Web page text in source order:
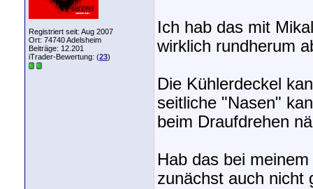
Registriert seit: Aug 2007
Ort: 74740 Adelsheim
Beiträge: 12.201
iTrader-Bewertung: (23)
Ich hab das mit
wirklich rundherum
Die Kühlerdeckel
seitliche "Nasen"
beim Draufdrehen
Hab das bei
zunächst auch nicht